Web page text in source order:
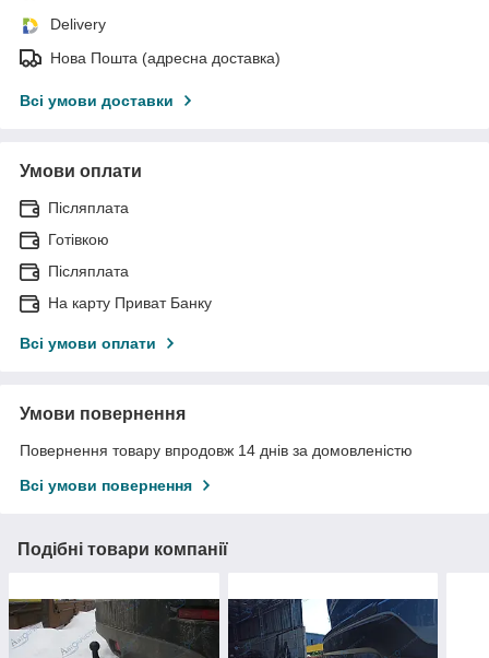
Delivery
Нова Пошта (адресна доставка)
Всі умови доставки
Умови оплати
Післяплата
Готівкою
Післяплата
На карту Приват Банку
Всі умови оплати
Умови повернення
Повернення товару впродовж 14 днів за домовленістю
Всі умови повернення
Подібні товари компанії